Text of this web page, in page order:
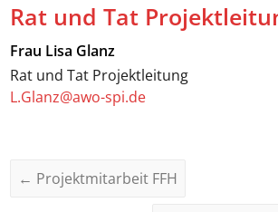
Rat und Tat
Frau Lisa Glanz
Rat und Tat Projektleitung
L.Glanz@awo-spi.de
← Projektmitarbeit FFH